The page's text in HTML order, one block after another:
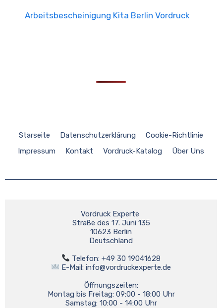
Arbeitsbescheinigung Kita Berlin Vordruck
Starseite Datenschutzerklärung
Cookie-Richtlinie
Impressum
Kontakt Vordruck-Katalog Über Uns
Vordruck Experte
Straße des 17. Juni 135
10623 Berlin
Deutschland
E-Mail: info@vordruckexperte.de
Öffnungszeiten:
Montag bis Freitag: 09:00 - 18:00 Uhr
Samstag: 10:00 - 14:00 Uhr